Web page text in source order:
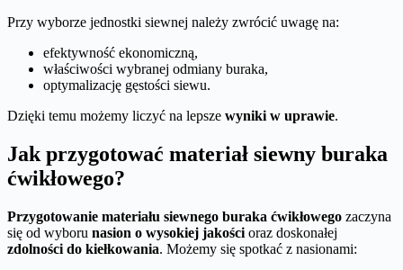
Przy wyborze jednostki siewnej należy zwrócić uwagę na:
efektywność ekonomiczną,
właściwości wybranej odmiany buraka,
optymalizację gęstości siewu.
Dzięki temu możemy liczyć na lepsze wyniki w uprawie.
Jak przygotować materiał siewny buraka
ćwikłowego?
Przygotowanie materiału siewnego buraka ćwikłowego zaczyna
się od wyboru nasion o wysokiej jakości oraz doskonałej
zdolności do kiełkowania. Możemy się spotkać z nasionami: